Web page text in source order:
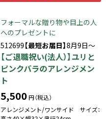
フォーマルな贈り物や目上の人
へのプレゼントに
512699【最短お届日】8月9日～
【ご退職祝い(法人）】ユリと
ピンクバラのアレンジメン
ト
5,500 円（税込）
アレンジメント/ワンサイド サイズ：